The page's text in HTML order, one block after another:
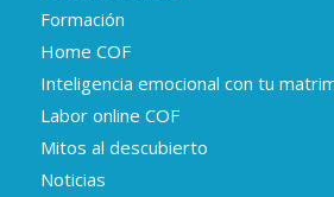
Formación
Home COF
Inteligencia emocional con tu
Labor online COF
Mitos al descubierto
Noticias